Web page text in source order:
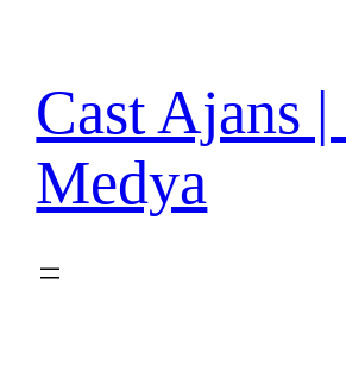
Cast Ajans |
Medya